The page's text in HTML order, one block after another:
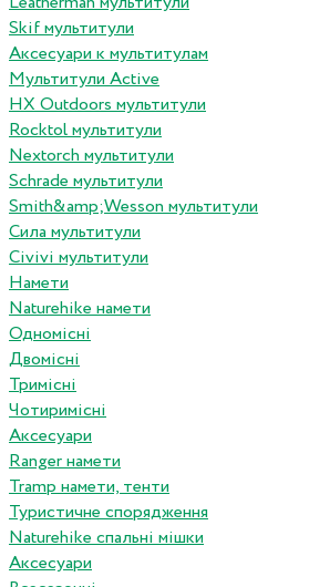
Skif мультитули
Аксесуари к мультитулам
Мультитули Active
HX Outdoors мультитули
Rocktol мультитули
Nextorch мультитули
Schrade мультитули
Smith&amp;Wesson мультитули
Сила мультитули
Civivi мультитули
Намети
Naturehike намети
Одномісні
Двомісні
Тримісні
Чотиримісні
Аксесуари
Ranger намети
Tramp намети, тенти
Туристичне спорядження
Naturehike спальні мішки
Аксесуари